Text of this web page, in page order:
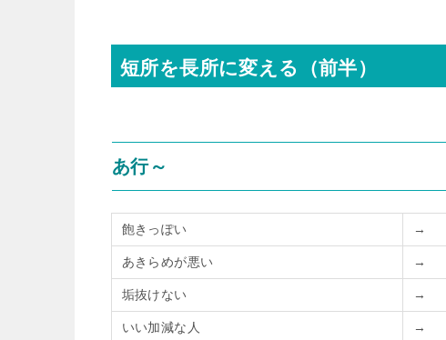
短所を長所に変える（前半）
あ行～
飽きっぽい →
あきらめが悪い →
垢抜けない →
いい加減な人 →